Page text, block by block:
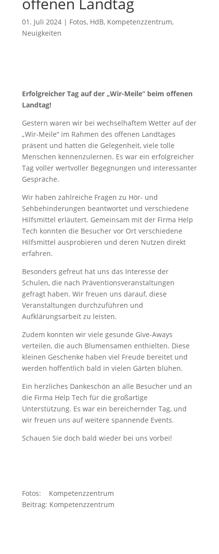
01. Juli 2024| Fotos, HdB, Kompetenzzentrum,
Neuigkeiten
Erfolgreicher Tag auf der „Wir-Meile“ beim offenen
Landtag!
Gestern waren wir bei wechselhaftem Wetter auf der
„Wir-Meile“ im Rahmen des offenen Landtages
präsent und hatten die Gelegenheit, viele tolle
Menschen kennenzulernen. Es war ein erfolgreicher
Tag voller wertvoller Begegnungen und interessanter
Gespräche.
Wir haben zahlreiche Fragen zu Hör- und
Sehbehinderungen beantwortet und verschiedene
Hilfsmittel erläutert. Gemeinsam mit der Firma Help
Tech konnten die Besucher vor Ort verschiedene
Hilfsmittel ausprobieren und deren Nutzen direkt
erfahren.
Besonders gefreut hat uns das Interesse der
Schulen, die nach Präventionsveranstaltungen
gefragt haben. Wir freuen uns darauf, diese
Veranstaltungen durchzuführen und
Aufklärungsarbeit zu leisten.
Zudem konnten wir viele gesunde Give-Aways
verteilen, die auch Blumensamen enthielten. Diese
kleinen Geschenke haben viel Freude bereitet und
werden hoffentlich bald in vielen Gärten blühen.
Ein herzliches Dankeschön an alle Besucher und an
die Firma Help Tech für die großartige
Unterstützung. Es war ein bereichernder Tag, und
wir freuen uns auf weitere spannende Events.
Schauen Sie doch bald wieder bei uns vorbei!
Fotos: Kompetenzzentrum
Beitrag: Kompetenzzentrum